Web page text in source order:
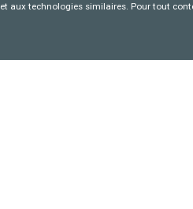
aux technologies similaires. Pour tout